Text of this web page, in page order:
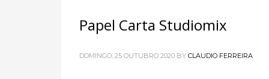
Papel Carta Studiomix
DOMINGO, 25 OUTUBRO 2020 BY CLAUDIO FERREIRA